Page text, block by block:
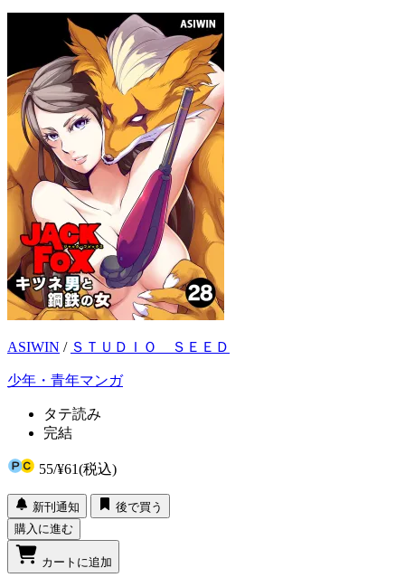
ASIWIN / ＳＴＵＤＩＯ ＳＥＥＤ
少年・青年マンガ
タテ読み
完結
55/¥61(税込)
新刊通知
後で買う
購入に進む
カートに追加